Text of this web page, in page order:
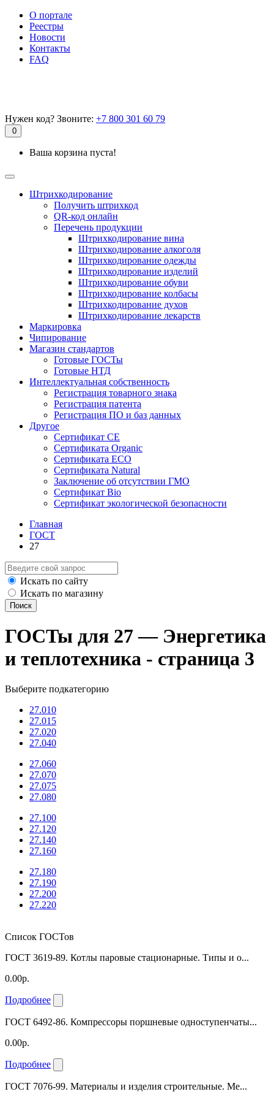
О портале
Реестры
Новости
Контакты
FAQ
Нужен код? Звоните: +7 800 301 60 79
0
Ваша корзина пуста!
Штрихкодирование
Получить штрихкод
QR-код онлайн
Перечень продукции
Штрихкодирование вина
Штрихкодирование алкоголя
Штрихкодирование одежды
Штрихкодирование изделий
Штрихкодирование обуви
Штрихкодирование колбасы
Штрихкодирование духов
Штрихкодирование лекарств
Маркировка
Чипирование
Магазин стандартов
Готовые ГОСТы
Готовые НТД
Интеллектуальная собственность
Регистрация товарного знака
Регистрация патента
Регистрация ПО и баз данных
Другое
Сертификат СЕ
Сертификата Organic
Сертификата ECO
Сертификата Natural
Заключение об отсутствии ГМО
Сертификат Bio
Сертификат экологической безопасности
Главная
ГОСТ
27
Искать по сайту
Искать по магазину
Поиск
ГОСТы для 27 — Энергетика
и теплотехника - страница 3
Выберите подкатегорию
27.010
27.015
27.020
27.040
27.060
27.070
27.075
27.080
27.100
27.120
27.140
27.160
27.180
27.190
27.200
27.220
Список ГОСТов
ГОСТ 3619-89. Котлы паровые стационарные. Типы и о...
0.00р.
Подробнее
ГОСТ 6492-86. Компрессоры поршневые одноступенчаты...
0.00р.
Подробнее
ГОСТ 7076-99. Материалы и изделия строительные. Ме...